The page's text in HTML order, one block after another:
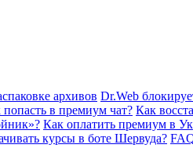
архивов Dr.Web
попасть в премиум чат? Как
Как оплатить премиум в
курсы в боте Шервуда?